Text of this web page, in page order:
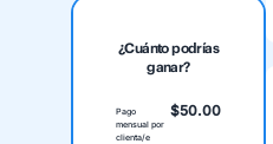
¿Cuánto podrías
ganar?
Pago
mensual por
clienta/e
$50.00